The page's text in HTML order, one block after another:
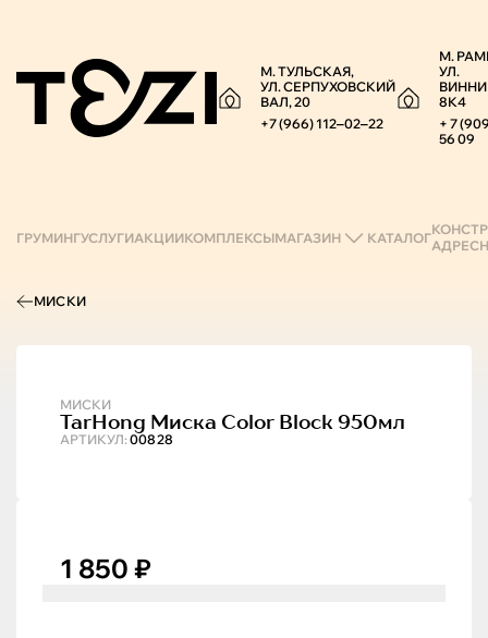
М. ТУЛЬСКАЯ,
УЛ. СЕРПУХОВСКИЙ
ВАЛ, 20
+7 (966) 112‒02‒22
М.
УЛ.
8К4
+ 7
56 09
ГРУМИНГУСЛУГИАКЦИИКОМПЛЕКСЫМАГАЗИН КАТАЛОГ
МИСКИ
МИСКИ
АРТИКУЛ: 00828
TarHong Миска Color Block 950мл
1 850 ₽